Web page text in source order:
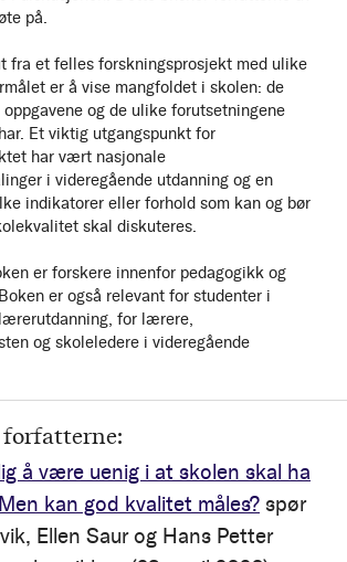
å være uenig i at skolen skal ha
kan god kvalitet måles? spør
Ellen Saur og Hans Petter
på.
fra et felles forskningsprosjekt med ulike
er å vise mangfoldet i skolen: de
og de ulike forutsetningene
Et viktig utgangspunkt for
har vært nasjonale
i videregående utdanning og en
indikatorer eller forhold som kan og bør
skal diskuteres.
er forskere innenfor pedagogikk og
er også relevant for studenter i
for lærere,
og skoleledere i videregående